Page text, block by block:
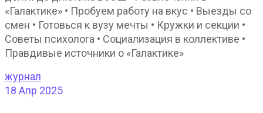
«Галактике» • Пробуем работу на вкус • Выезды со
смен • Готовься к вузу мечты • Кружки и секции •
Советы психолога • Социализация в коллективе •
Правдивые источники о «Галактике»
журнал
18 Апр 2025